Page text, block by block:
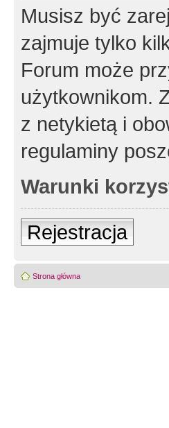
Musisz być
zajmuje tylko
Forum może
użytkownikom.
z netykietą i
regulaminy
Warunki
Rejestracja
Strona główna